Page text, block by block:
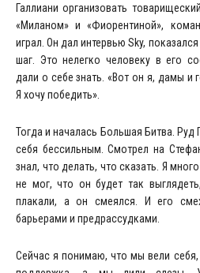
Галлиани организовать
«Миланом» и «Фиорентиной»,
играл. Он дал интервью Sky,
шаг. Это нелегко человеку в его
дали о себе знать. «Вот он я, дамы и
Я хочу победить».
Тогда и началась Большая Битва. Руд
себя бессильным. Смотрел на
знал, что делать, что сказать. Я
не мог, что он будет так
плакали, а он смеялся. И его
барьерами и предрассудками.
Сейчас я понимаю, что мы вели